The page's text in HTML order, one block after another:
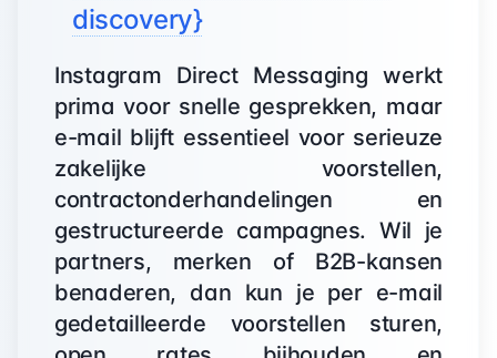
discovery}
Instagram Direct Messaging werkt
prima voor snelle gesprekken, maar
e-mail blijft essentieel voor serieuze
zakelijke voorstellen,
contractonderhandelingen en
gestructureerde campagnes. Wil je
partners, merken of B2B-kansen
benaderen, dan kun je per e-mail
gedetailleerde voorstellen sturen,